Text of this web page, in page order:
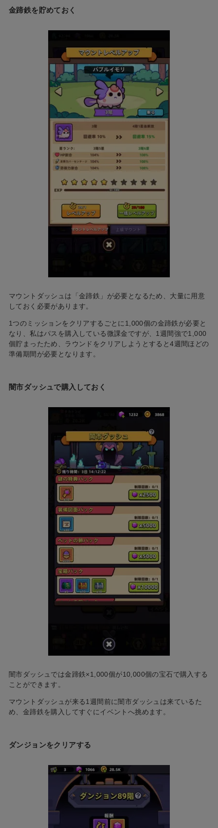
金蹄鉄を貯めておく
マウントダッシュは「金蹄鉄」が必要となるため、大量に用意
しておく必要があります。
1つのミッションをクリアするごとに1,000個の金蹄鉄が必要と
なり、私はパスを購入している微課金ですが、1週間強で1,000
個貯まったため、ラウンドをクリアしようとすると4週間ほどの
準備期間が必要となります。
闇市ダッシュで購入しておく
闇市ダッシュでは金蹄鉄×1,000個が10,000個の宝石で購入する
ことができます。
マウントダッシュが来る1週間前に闇市ダッシュは来ているた
め、金蹄鉄を購入してすぐにイベントへ挑めます。
ダンジョンをクリアする